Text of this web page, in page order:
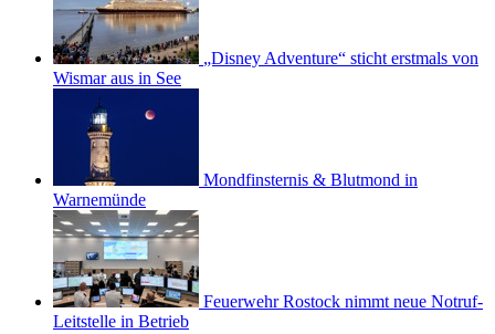
„Disney Adventure“ sticht erstmals von
Wismar aus in See
Mondfinsternis & Blutmond in
Warnemünde
Feuerwehr Rostock nimmt neue Notruf-
Leitstelle in Betrieb